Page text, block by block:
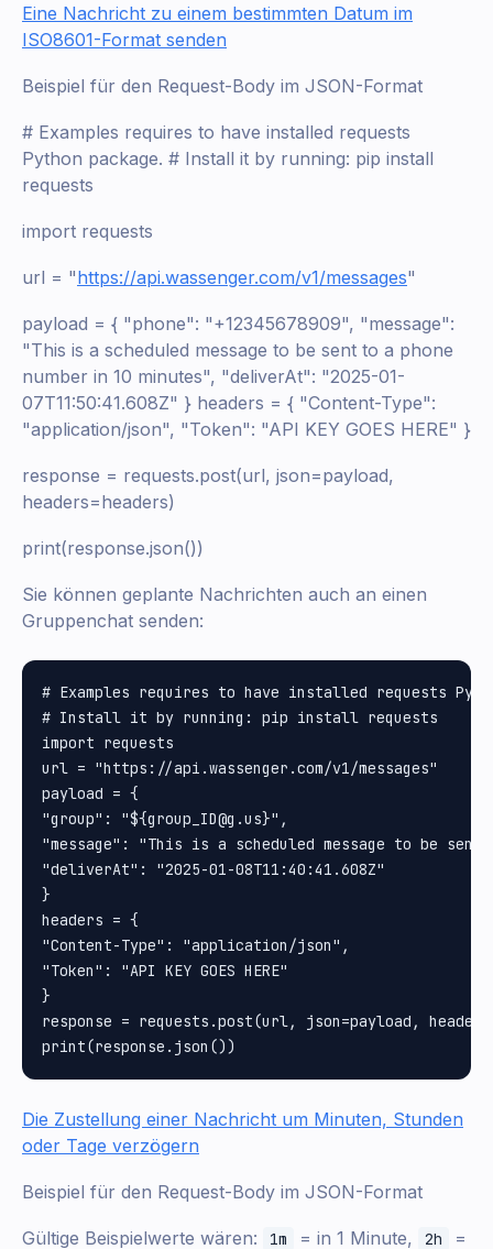
Eine Nachricht zu einem bestimmten Datum im
ISO8601-Format senden
Beispiel für den Request-Body im JSON-Format
# Examples requires to have installed requests
Python package. # Install it by running: pip install
requests
import requests
url = "https://api.wassenger.com/v1/messages"
payload = { "phone": "+12345678909", "message":
"This is a scheduled message to be sent to a phone
number in 10 minutes", "deliverAt": "2025-01-
07T11:50:41.608Z" } headers = { "Content-Type":
"application/json", "Token": "API KEY GOES HERE" }
response = requests.post(url, json=payload,
headers=headers)
print(response.json())
Sie können geplante Nachrichten auch an einen
Gruppenchat senden:
# Examples requires to have installed requests
# Install it by running: pip install requests
import requests
url = "https://api.wassenger.com/v1/messages"
payload = {
"group": "${group_ID@g.us}",
"message": "This is a scheduled message to be
"deliverAt": "2025-01-08T11:40:41.608Z"
}
headers = {
"Content-Type": "application/json",
"Token": "API KEY GOES HERE"
}
response = requests.post(url, json=payload,
Die Zustellung einer Nachricht um Minuten, Stunden
oder Tage verzögern
Beispiel für den Request-Body im JSON-Format
Gültige Beispielwerte wären: 1m = in 1 Minute, 2h =